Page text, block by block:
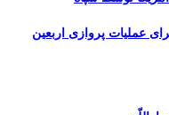
عملیات پروازی اربعین